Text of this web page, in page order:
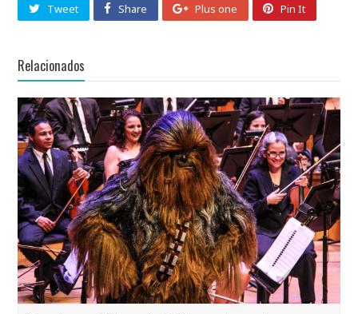
Tweet Share Plus one Pin It
Relacionados